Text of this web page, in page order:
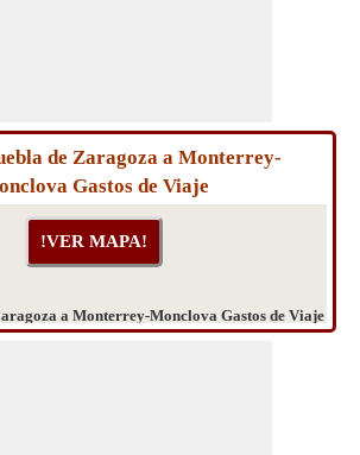
de Zaragoza a Monterrey-
Gastos de Viaje
a Monterrey-Monclova Gastos de Viaje